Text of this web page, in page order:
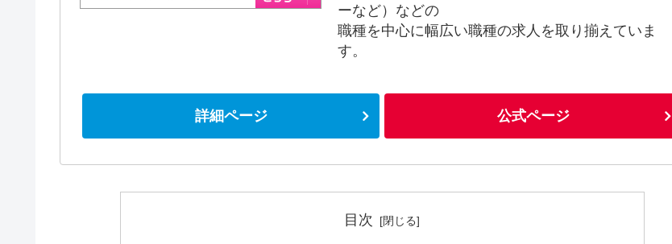
ーなど）などの
職種を中心に幅広い職種の求人を取り揃えていま
す。
詳細ページ 公式ページ
目次